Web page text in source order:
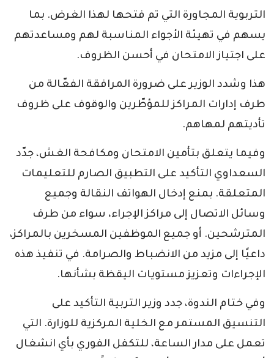
التربوية المجاورة التي تم فتحها لهذا الغرض. بما
يسهم في تهيئة الأجواء المناسبة لهم ومساعدتهم
على اجتياز الامتحان في أحسن الظروف.
هذا وشدد الوزير على ضرورة المرافقة الفعّالة من
طرف إدارات المراكز للمؤطّرين والوقوف على ظروف
تأديتهم لمهاهم.
وفيما يتعلق بتأمين الامتحان ومكافحة الغش، جدّد
السعداوي التأكيد على التطبيق الصارم للتعليمات
المتعلقة. بمنع إدخال الهواتف النقالة وجميع
وسائل الاتصال إلى مراكز الإجراء، سواء من طرف
المترشحين. أو جميع الموظفين المسخرين بالمراكز،
داعيًا إلى مزيد من الانضباط والصرامة. في تنفيذ هذه
الإجراءات وتعزيز مستويات اليقظة بشأنها.
وفي ختام الندوة، جدد وزير التربية التأكيد على
التنسيق المستمر مع الخلية المركزية للوزارة. التي
تعمل على مدار الساعة، للتكفل الفوري بأي انشغال